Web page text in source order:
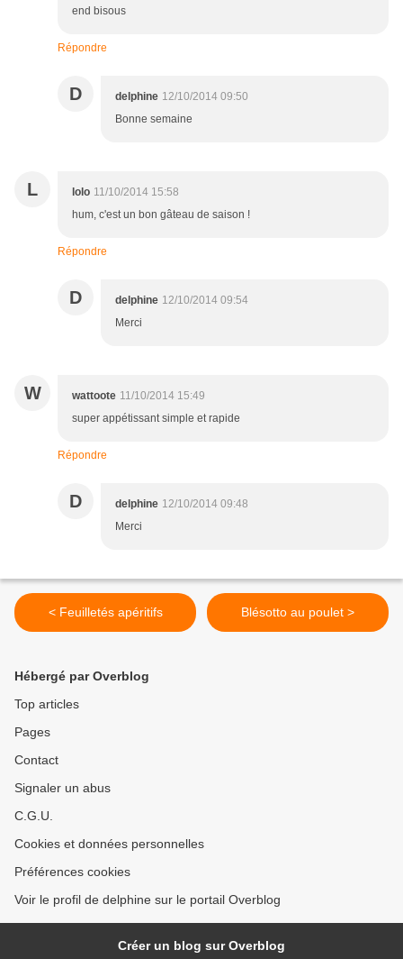
end bisous
Répondre
D delphine 12/10/2014 09:50
Bonne semaine
L lolo 11/10/2014 15:58
hum, c'est un bon gâteau de saison !
Répondre
D delphine 12/10/2014 09:54
Merci
W wattoote 11/10/2014 15:49
super appétissant simple et rapide
Répondre
D delphine 12/10/2014 09:48
Merci
< Feuilletés apéritifs Blésotto au poulet >
Hébergé par Overblog
Top articles
Pages
Contact
Signaler un abus
C.G.U.
Cookies et données personnelles
Préférences cookies
Voir le profil de delphine sur le portail Overblog
Créer un blog sur Overblog